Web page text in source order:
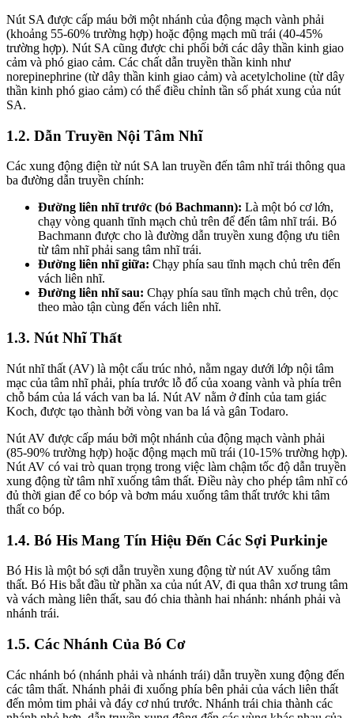
Nút SA được cấp máu bởi một nhánh của động mạch vành phải
(khoảng 55-60% trường hợp) hoặc động mạch mũ trái (40-45%
trường hợp). Nút SA cũng được chi phối bởi các dây thần kinh giao
cảm và phó giao cảm. Các chất dẫn truyền thần kinh như
norepinephrine (từ dây thần kinh giao cảm) và acetylcholine (từ dây
thần kinh phó giao cảm) có thể điều chỉnh tần số phát xung của nút
SA.
1.2. Dẫn Truyền Nội Tâm Nhĩ
Các xung động điện từ nút SA lan truyền đến tâm nhĩ trái thông qua
ba đường dẫn truyền chính:
Đường liên nhĩ trước (bó Bachmann): Là một bó cơ lớn,
chạy vòng quanh tĩnh mạch chủ trên để đến tâm nhĩ trái. Bó
Bachmann được cho là đường dẫn truyền xung động ưu tiên
từ tâm nhĩ phải sang tâm nhĩ trái.
Đường liên nhĩ giữa: Chạy phía sau tĩnh mạch chủ trên đến
vách liên nhĩ.
Đường liên nhĩ sau: Chạy phía sau tĩnh mạch chủ trên, dọc
theo mào tận cùng đến vách liên nhĩ.
1.3. Nút Nhĩ Thất
Nút nhĩ thất (AV) là một cấu trúc nhỏ, nằm ngay dưới lớp nội tâm
mạc của tâm nhĩ phải, phía trước lỗ đổ của xoang vành và phía trên
chỗ bám của lá vách van ba lá. Nút AV nằm ở đỉnh của tam giác
Koch, được tạo thành bởi vòng van ba lá và gân Todaro.
Nút AV được cấp máu bởi một nhánh của động mạch vành phải
(85-90% trường hợp) hoặc động mạch mũ trái (10-15% trường hợp).
Nút AV có vai trò quan trọng trong việc làm chậm tốc độ dẫn truyền
xung động từ tâm nhĩ xuống tâm thất. Điều này cho phép tâm nhĩ có
đủ thời gian để co bóp và bơm máu xuống tâm thất trước khi tâm
thất co bóp.
1.4. Bó His Mang Tín Hiệu Đến Các Sợi Purkinje
Bó His là một bó sợi dẫn truyền xung động từ nút AV xuống tâm
thất. Bó His bắt đầu từ phần xa của nút AV, đi qua thân xơ trung tâm
và vách màng liên thất, sau đó chia thành hai nhánh: nhánh phải và
nhánh trái.
1.5. Các Nhánh Của Bó Cơ
Các nhánh bó (nhánh phải và nhánh trái) dẫn truyền xung động đến
các tâm thất. Nhánh phải đi xuống phía bên phải của vách liên thất
đến mỏm tim phải và đáy cơ nhú trước. Nhánh trái chia thành các